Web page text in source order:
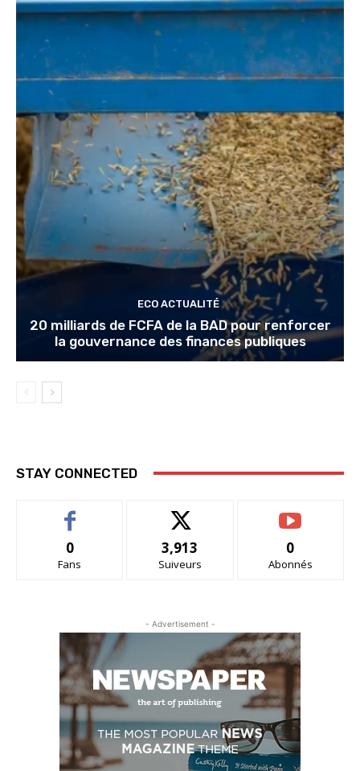
ECO ACTUALITÉ
20 milliards de FCFA de la BAD pour renforcer
la gouvernance des finances publiques
STAY CONNECTED
0
Fans
3,913
Suiveurs
0
Abonnés
- Advertisement -